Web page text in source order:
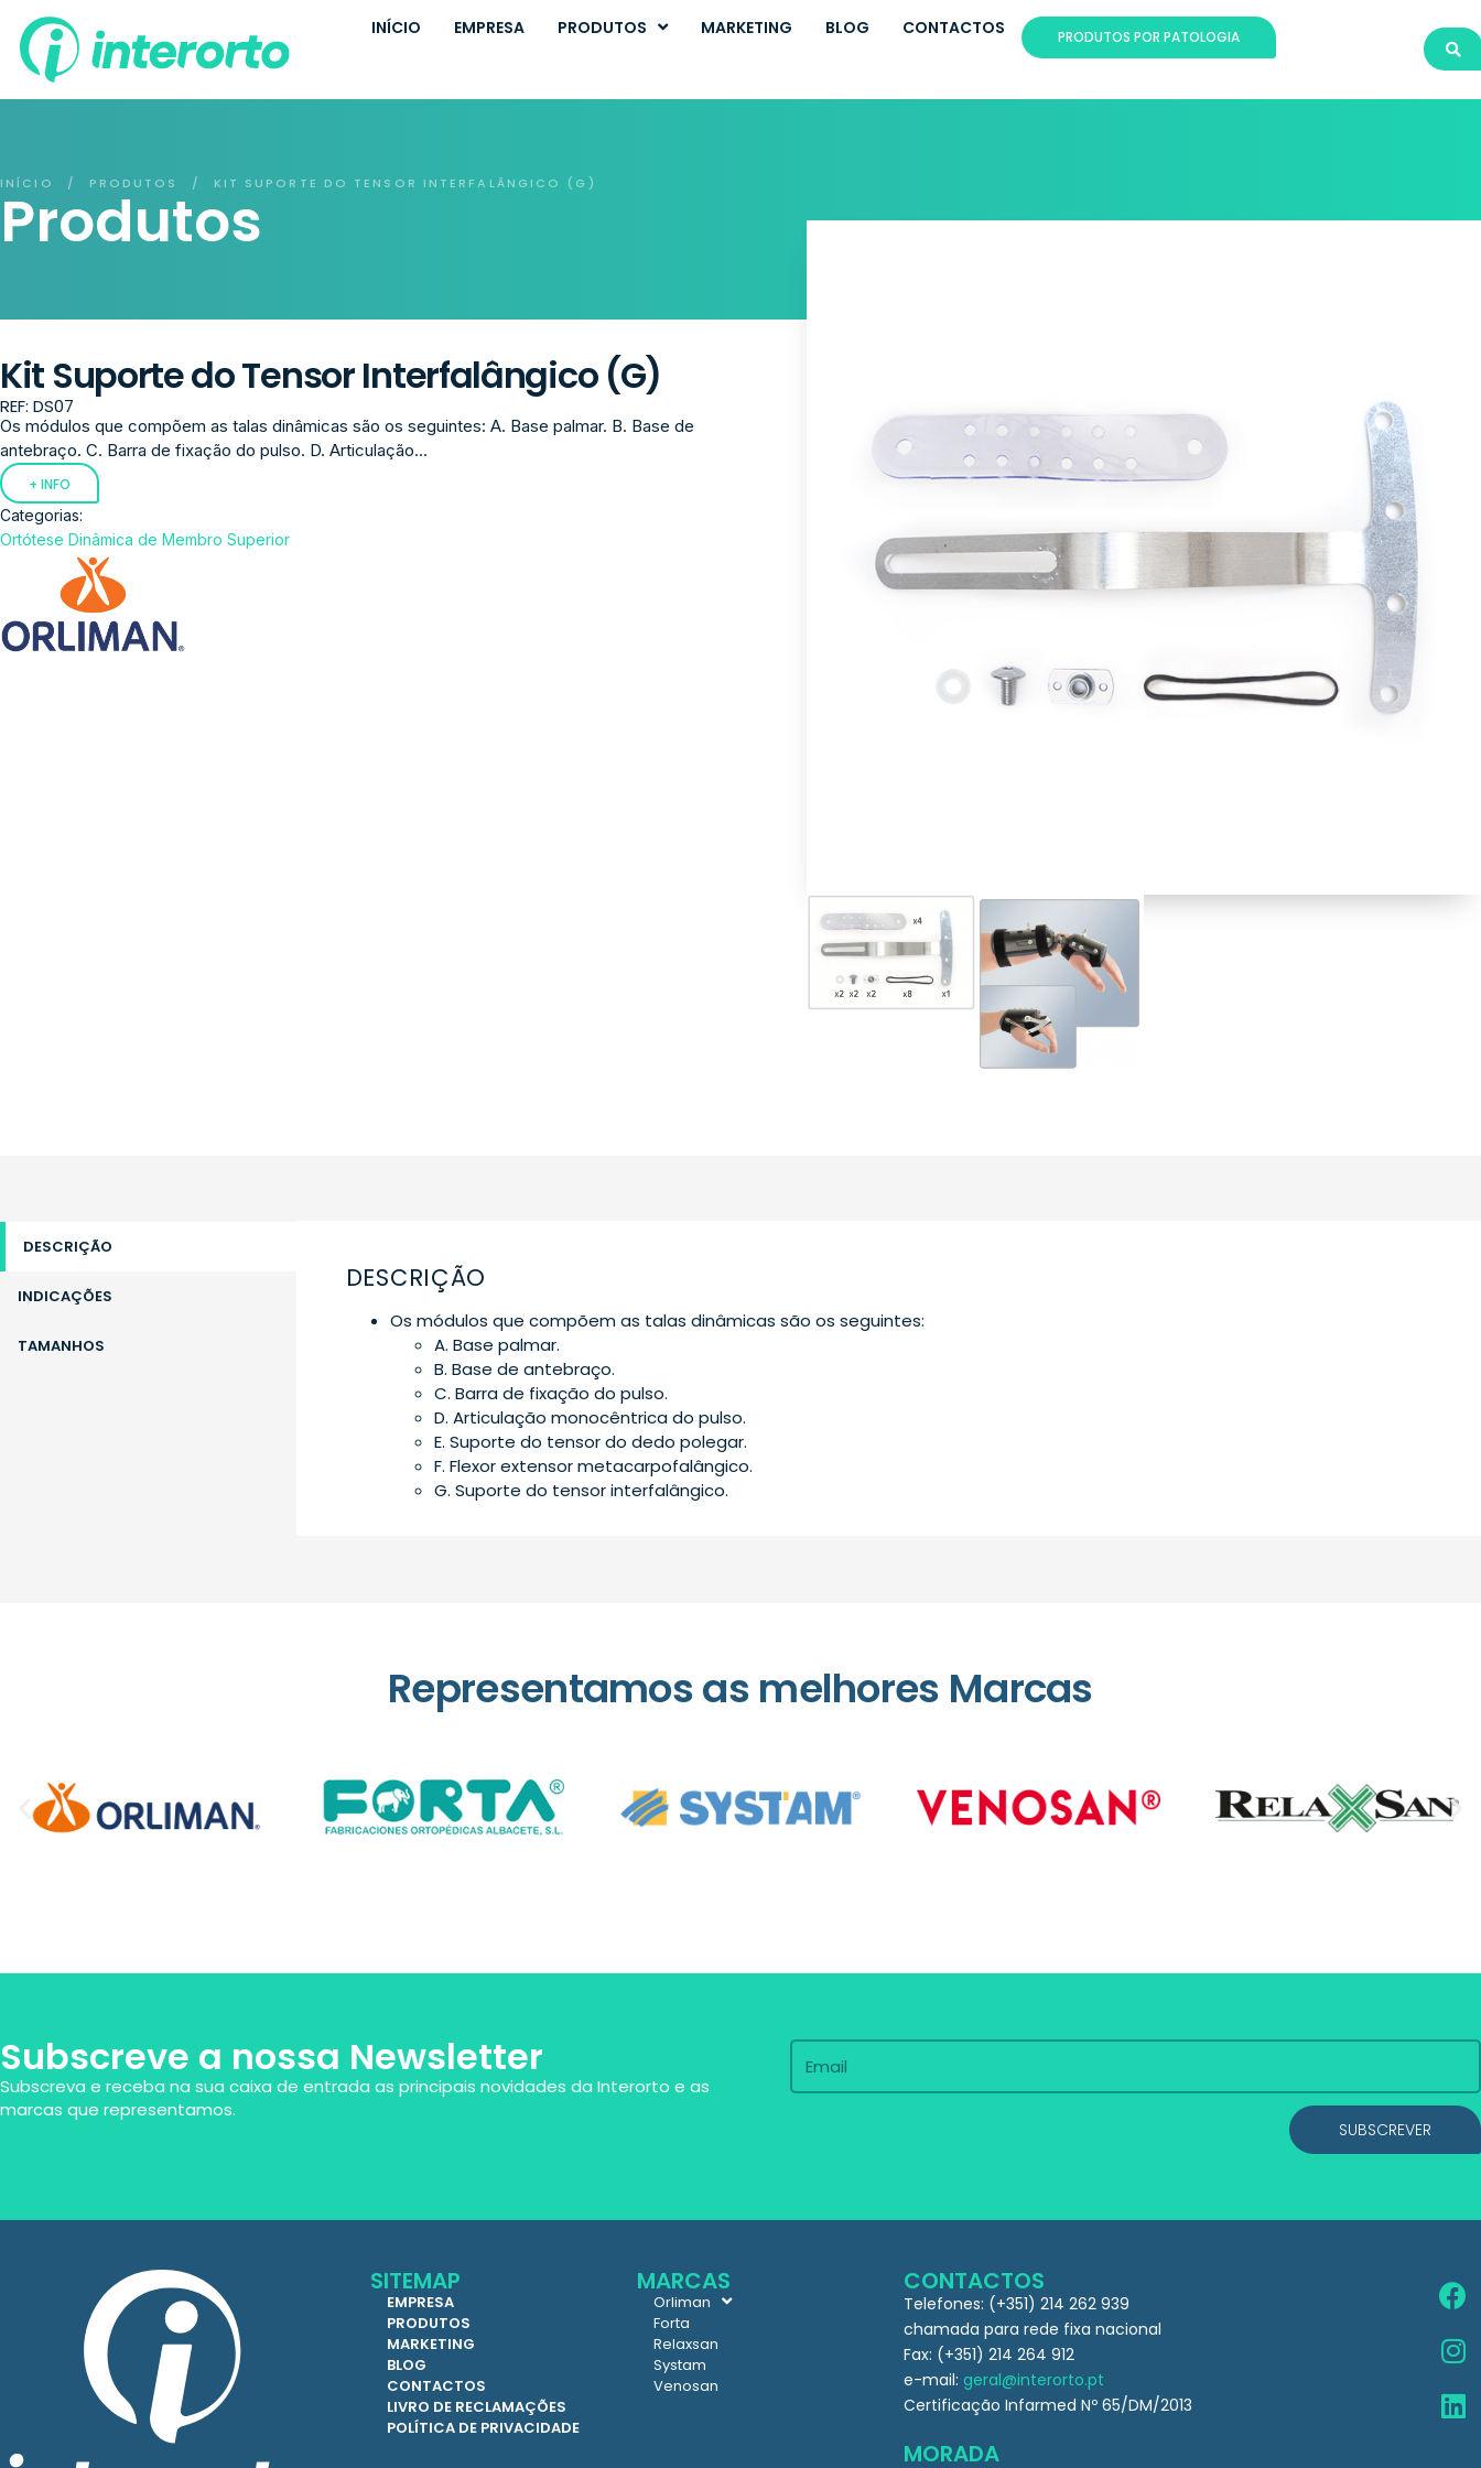
INÍCIO EMPRESA PRODUTOS MARKETING BLOG CONTACTOS PRODUTOS POR PATOLOGIA
INÍCIO / PRODUTOS / KIT SUPORTE DO TENSOR INTERFALÂNGICO (G)
Produtos
Kit Suporte do Tensor Interfalângico (G)
REF: DS07
Os módulos que compõem as talas dinâmicas são os seguintes: A. Base palmar. B. Base de
antebraço. C. Barra de fixação do pulso. D. Articulação...
+ INFO
Categorias:
Ortótese Dinâmica de Membro Superior
DESCRIÇÃO
INDICAÇÕES
TAMANHOS
DESCRIÇÃO
Os módulos que compõem as talas dinâmicas são os seguintes:
A. Base palmar.
B. Base de antebraço.
C. Barra de fixação do pulso.
D. Articulação monocêntrica do pulso.
E. Suporte do tensor do dedo polegar.
F. Flexor extensor metacarpofalângico.
G. Suporte do tensor interfalângico.
Representamos as melhores Marcas
Subscreve a nossa Newsletter
Subscreva e receba na sua caixa de entrada as principais novidades da Interorto e as
marcas que representamos.
SUBSCREVER
SITEMAP
EMPRESA
PRODUTOS
MARKETING
BLOG
CONTACTOS
LIVRO DE RECLAMAÇÕES
POLÍTICA DE PRIVACIDADE
MARCAS
Orliman
Forta
Relaxsan
Systam
Venosan
CONTACTOS
Telefones: (+351) 214 262 939
chamada para rede fixa nacional
Fax: (+351) 214 264 912
e-mail: geral@interorto.pt
Certificação Infarmed Nº 65/DM/2013
MORADA